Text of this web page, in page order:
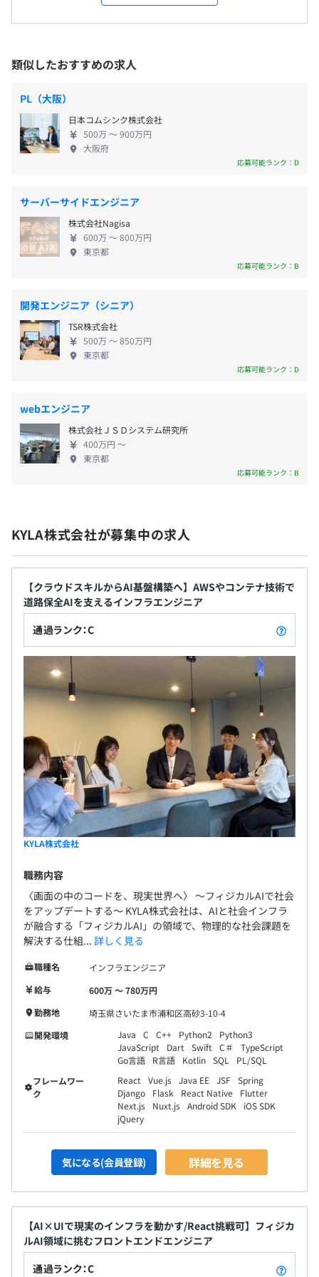
仕事に前向きなエンジニアが集う活気ある職場のため、仲
めたい方にとって、絶好の環境をご用意しています。
【開発環境】
・Java／JavaScript／Python／PHP／C++
・Node.js ／React ／Vue.js／TensorFlow／PyTorch
エンジニア30名体制
昇給査定年 2 回(7月・1月)
社会保険完備（健康保険・厚生年金加入・雇用保険・労災
保険）
無期雇用
「10年、20年先も市場から求められ続けるエンジニ
ア」へ、一緒に成長していきましょう。 【KYLAの環
歳）： AWSから機械学習までガッツリ書く社長の斎
藤だからこそ、キャリアに関係ない案件への丸投げ
は一切なし。設計の美しさやモダンなアプローチを
フェアに正当評価します。 実戦で化ける環境： 手取
り足取りの研修はありません。その代わり、「挑戦
したい」と手を挙げれば、Go、TypeScript、AI画像
解析（YOLOなど）といったモダンな開発パスをどこ
平均年齢28歳（50名規模）。コードの最適解の前で
は全員が対等です。本社オフィスにはBarカウンター
があり、Slackでも毎日技術議論が飛び交っていま
す。月1回の実務直結の勉強会では、講師手当
（5,000円/回）も支給！ 【今、入社する面白さ】 50
企業とは違い、代表の右腕として「次のプロジェク
トでどの技術を使うか」といった技術選定や、組織
の仕組み作りそのものに携われるチャンスがありま
す。 【安心のサポート・福利厚生】 エンジニアが技
全額負担。最新のAIツール（Geminiや各種エージェ
ントツールなど）も会社負担で自由に検証可能。 住
まいのサポート： さいたま市内に限り、引越し費用
や賃貸の初期費用を会社が負担（U・Iターン歓
ートホテル（エクシブなど）の宿泊権もプライベー
トで自由に使えます！
類似したおすすめの求人
PL（大阪）
日本コムシンク株式会社
500万 〜 900万円
大阪府
応募可能ランク：D
サーバーサイドエンジニア
株式会社Nagisa
600万 〜 800万円
東京都
応募可能ランク：B
開発エンジニア（シニア）
TSR株式会社
500万 〜 850万円
東京都
応募可能ランク：D
webエンジニア
株式会社ＪＳＤシステム研究所
400万円 〜
東京都
応募可能ランク：B
KYLA株式会社が募集中の求人
【クラウドスキルからAI基盤構築へ】AWSやコンテナ技術で
道路保全AIを支えるインフラエンジニア
通過ランク：C
KYLA株式会社
職務内容
〈画面の中のコードを、現実世界へ〉 ～フィジカルAIで社会
をアップデートする～ KYLA株式会社は、AIと社会インフラ
が融合する「フィジカルAI」の領域で、物理的な社会課題を
解決する仕組... 詳しく見る
職種名
インフラエンジニア
給与
600万 〜 780万円
勤務地
埼玉県さいたま市浦和区高砂3-10-4
開発環境
Java C C++ Python2
Python3
JavaScript
Dart Swift C＃
TypeScript
Go言語
R言語 Kotlin SQL
PL/SQL
フレームワー
ク
React Vue.js Java EE JSF Spring
Django
Flask React Native
Flutter
Next.js
Nuxt.js Android SDK
iOS SDK
jQuery
気になる(会員登録) 詳細を見る
【AI×UIで現実のインフラを動かす/React挑戦可】フィジカ
ルAI領域に挑むフロントエンドエンジニア
通過ランク：C